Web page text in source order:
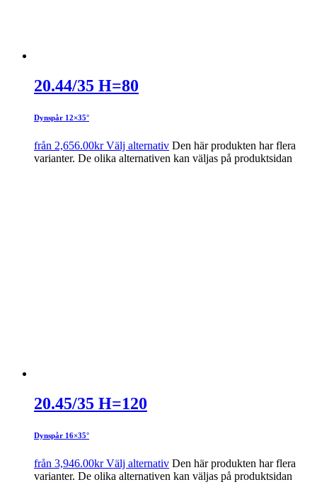
20.44/35 H=80
Dynspår 12×35°
från 2,656.00kr Välj alternativ Den här produkten har flera
varianter. De olika alternativen kan väljas på produktsidan
20.45/35 H=120
Dynspår 16×35°
från 3,946.00kr Välj alternativ Den här produkten har flera
varianter. De olika alternativen kan väljas på produktsidan